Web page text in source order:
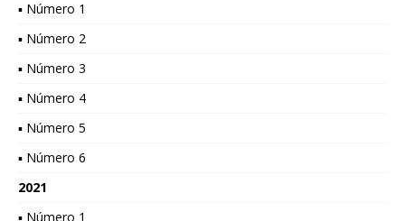
▪ Número 1
▪ Número 2
▪ Número 3
▪ Número 4
▪ Número 5
▪ Número 6
2021
▪ Número 1